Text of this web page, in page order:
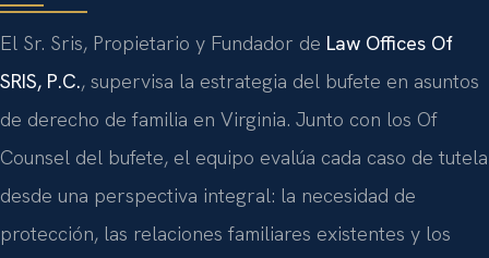
El Sr. Sris, Propietario y Fundador de Law Offices Of
SRIS, P.C., supervisa la estrategia del bufete en asuntos
de derecho de familia en Virginia. Junto con los Of
Counsel del bufete, el equipo evalúa cada caso de tutela
desde una perspectiva integral: la necesidad de
protección, las relaciones familiares existentes y los